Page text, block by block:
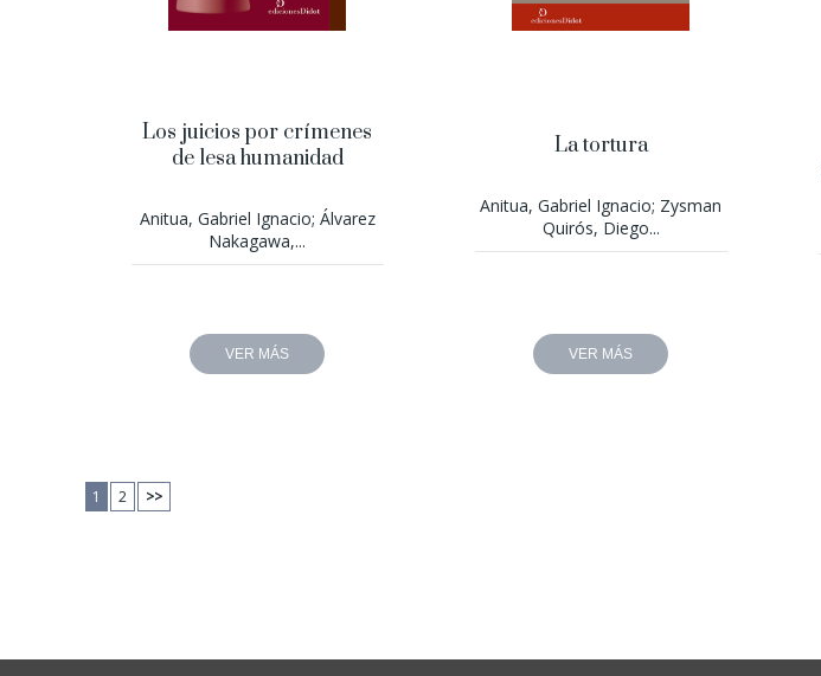
Los juicios por crímenes
de lesa humanidad
Anitua, Gabriel Ignacio; Álvarez
Nakagawa,...
VER MÁS
La tortura
Anitua, Gabriel Ignacio; Zysman
Quirós, Diego...
VER MÁS
1 2 >>